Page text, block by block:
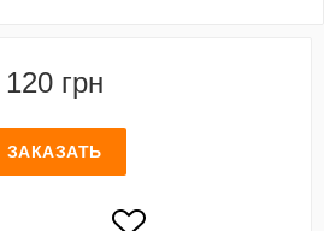
120 грн
ЗАКАЗАТЬ